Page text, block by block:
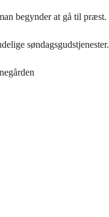
begynder at gå til præst.
søndagsgudstjenester.